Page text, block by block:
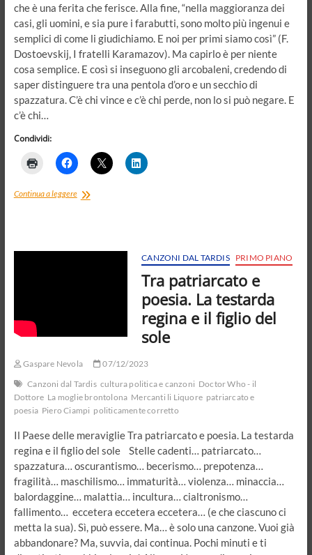
che è una ferita che ferisce. Alla fine, “nella maggioranza dei
casi, gli uomini, e sia pure i farabutti, sono molto più ingenui e
semplici di come li giudichiamo. E noi per primi siamo così” (F.
Dostoevskij, I fratelli Karamazov). Ma capirlo è per niente
cosa semplice. E così si inseguono gli arcobaleni, credendo di
saper distinguere tra una pentola d’oro e un secchio di
spazzatura. C’è chi vince e c’è chi perde, non lo si può negare. E
c’è chi…
Condividi:
Continua a leggereInseguendo
CANZONI DAL TARDIS PRIMO PIANO
Tra patriarcato e
poesia. La testarda
regina e il figlio del
sole
Gaspare Nevola
07/12/2023
Canzoni dal Tardis cultura politica e canzoni Doctor Who - il
Dottore La moglie brontolona Mercanti li Liquore patriarcato e
poesia Piero Ciampi politicamente corretto
Il Paese delle meraviglie Tra patriarcato e poesia. La testarda
regina e il figlio del sole Stelle cadenti… patriarcato…
spazzatura… oscurantismo… becerismo… prepotenza…
fragilità… maschilismo… immaturità… violenza… minaccia…
balordaggine… malattia… incultura… cialtronismo…
fallimento… eccetera eccetera eccetera… (e che ciascuno ci
metta la sua). Sì, può essere. Ma… è solo una canzone. Vuoi già
abbandonare? Ma, suvvia, dai continua. Pochi minuti e ti